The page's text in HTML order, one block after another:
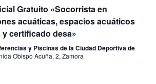
Gratuito «Socorrista en
acuáticas, espacios acuáticos
y certificado desa»
y Piscinas de la Ciudad Deportiva de
Obispo Acuña, 2, Zamora